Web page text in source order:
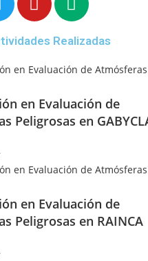
Realizadas
en Evaluación de
Peligrosas en
en Evaluación de
Peligrosas en RAINCA